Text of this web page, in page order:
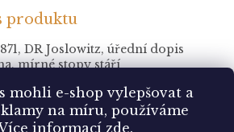
mohli e-shop vylepšovat a
na míru, používáme
informací zde.
produktu
DR Joslowitz, úřední dopis
mírné stopy stáří